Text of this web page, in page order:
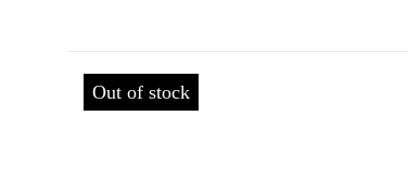
Out of stock